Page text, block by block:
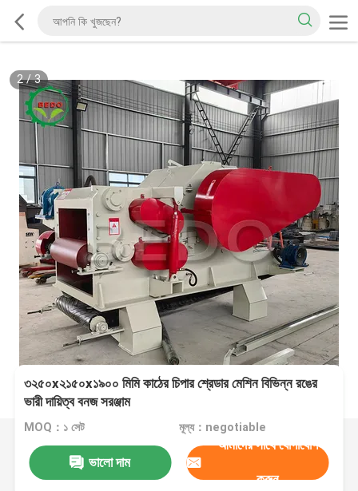
2/3
৩২৫০x২১৫০x১৯০০ মিমি কাঠের চিপার শ্রেডার মেশিন বিভিন্ন রঙের
ভারী দায়িত্ব বনজ সরঞ্জাম
MOQ：১ সেট মূল্য：negotiable
ভালো দাম
আমাদের সাথে যোগাযোগ
করুন